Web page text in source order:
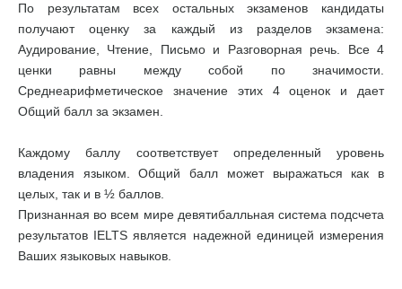
По результатам всех остальных экзаменов кандидаты
получают оценку за каждый из разделов экзамена:
Аудирование, Чтение, Письмо и Разговорная речь. Все 4
ценки равны между собой по значимости.
Среднеарифметическое значение этих 4 оценок и дает
Общий балл за экзамен.
Каждому баллу соответствует определенный уровень
владения языком. Общий балл может выражаться как в
целых, так и в ½ баллов.
Признанная во всем мире девятибалльная система подсчета
результатов IELTS является надежной единицей измерения
Ваших языковых навыков.